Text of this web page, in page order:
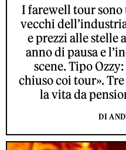
I farewell tour
vecchi
e prezzi alle stelle
anno di pausa e
scene. Tipo
chiuso coi tour».
la vita da
DI